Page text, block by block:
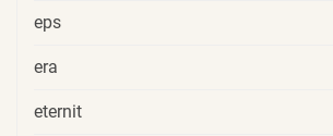
eps
era
eternit